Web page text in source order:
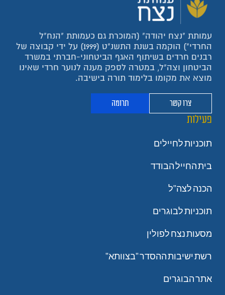
עמותת "נצח יהודה" (המוכרת גם כעמותת "הנח"ל
החרדי") הוקמה בשנת התשנ"ט (1999) על ידי קבוצה של
רבנים חרדים בשיתוף האגף הביטחוני-חברתי במשרד
הביטחון וצה"ל, במטרה לספק מענה לנוער חרדי שאינו
מוצא את מקומו בלימוד תורה בישיבה.
צרו קשר תרומה
פעילות
תוכניות לחיילים
בית החייל הבודד
הכנה לצה"ל
תוכניות לבוגרים
מסעות נצח לפולין
רשת ישיבות ההסדר "בצוותא"
אתר הבוגרים